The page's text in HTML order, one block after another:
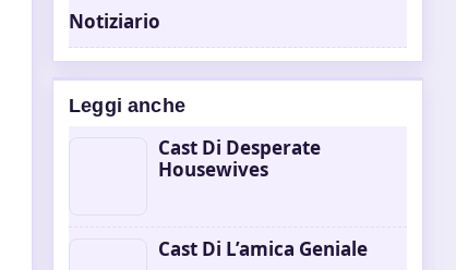
Notiziario
Leggi anche
Cast Di Desperate
Housewives
Cast Di L’amica Geniale